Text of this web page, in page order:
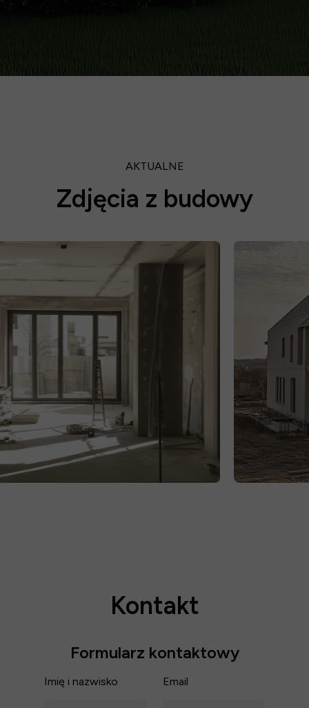
AKTUALNE
Zdjęcia z budowy
Formularz kontaktowy
Imię i nazwisko Email
Kontakt